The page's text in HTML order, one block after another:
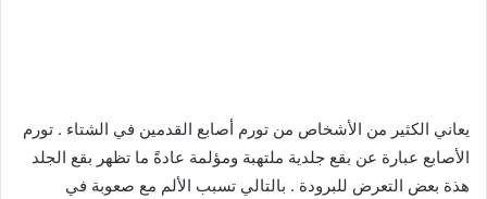
يعاني الكثير من الأشخاص من تورم أصابع القدمين في الشتاء . تورم
الأصابع عبارة عن بقع جلدية ملتهبة ومؤلمة عادةً ما تظهر بقع الجلد
هذة بعض التعرض للبرودة . بالتالي تسبب الألم مع صعوبة في